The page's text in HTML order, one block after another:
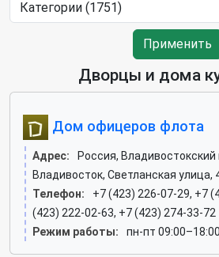
Применить
Дворцы и дома
Дом офицеров флота
Адрес:
Россия, Владивостокский
Владивосток, Светланская улица,
Телефон:
+7 (423) 226-07-29, +7
(423) 222-02-63, +7 (423) 274-33-72
Режим работы:
пн-пт 09:00–18:00